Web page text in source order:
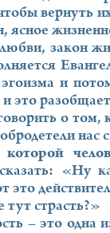
вернуть
ясное
закон
и
это
о том,
«Ну
это
тут страсть?»
– это одна